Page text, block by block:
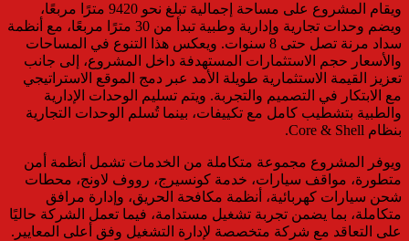
ويقام المشروع على مساحة إجمالية تبلغ نحو 9420 مترًا مربعًا،
ويضم وحدات تجارية وإدارية وطبية تبدأ من 30 مترًا مربعًا، مع أنظمة
سداد مرنة تصل حتى 8 سنوات. ويعكس هذا التنوع في المساحات
والأسعار حجم الاستثمارات المستهدفة داخل المشروع، إلى جانب
تعزيز القيمة الاستثمارية طويلة الأمد عبر دمج الموقع الاستراتيجي
مع الابتكار في التصميم والتجربة. ويتم تسليم الوحدات الإدارية
والطبية بتشطيب كامل مع تكييفات، بينما تُسلم الوحدات التجارية
بنظام Core & Shell.
ويوفر المشروع مجموعة متكاملة من الخدمات تشمل أنظمة أمن
متطورة، مواقف سيارات، خدمة كونسيرج، رووف لاونج، محطات
شحن سيارات كهربائية، أنظمة مكافحة الحريق، وإدارة مرافق
متكاملة، بما يضمن تجربة تشغيل مستدامة، فيما تعمل الشركة حاليًا
على التعاقد مع شركة متخصصة لإدارة التشغيل وفق أعلى المعايير.